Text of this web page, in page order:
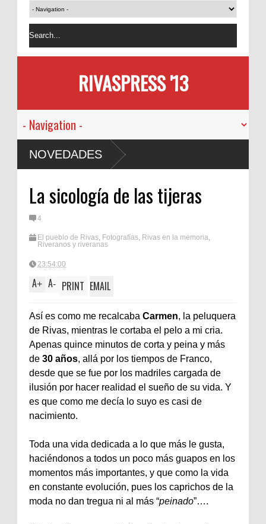
RIVASPRESS '13
NOVEDADES
La sicología de las tijeras
4
El pueblo de Rivas, Fotografías, Rivas en la memoria,
Riveranos y riveranas
23:54:00
A+ A- PRINT EMAIL
Así es como me recalcaba Carmen, la peluquera
de Rivas, mientras le cortaba el pelo a mi cria.
Apenas quince minutos de corta y peina y más
de 30 años, allá por los tiempos de Franco,
desde que se fue por los madriles cargada de
ilusión por hacer realidad el sueño de su vida. Y
es que como me decía lo suyo es casi de
nacimiento.
Toda una vida dedicada a lo que más le gusta,
haciéndonos a todos un poco más guapos en los
momentos más importantes, y que como la vida
en constante evolución, pues los caprichos de la
moda no dan tregua ni al más “peinado”….